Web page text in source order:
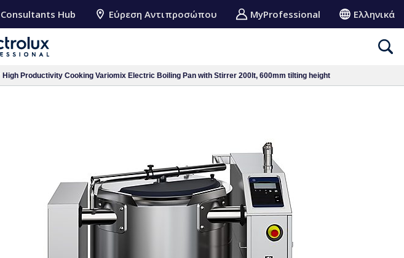
Consultants Hub Εύρεση Αντιπροσώπου MyProfessional Ελληνικά
High Productivity Cooking Variomix Electric Boiling Pan with Stirrer 200lt, 600mm tilting height